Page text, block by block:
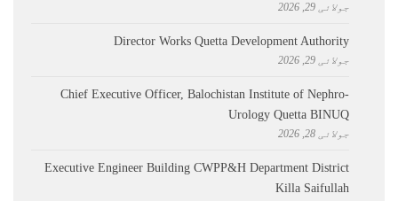
جولائی 29, 2026
Director Works Quetta Development Authority
جولائی 29, 2026
Chief Executive Officer, Balochistan Institute of Nephro-
Urology Quetta BINUQ
جولائی 28, 2026
Executive Engineer Building CWPP&H Department District
Killa Saifullah